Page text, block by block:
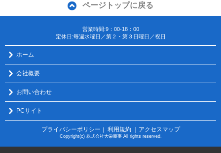
ページトップに戻る
営業時間:9：00-18：00
定休日:毎週水曜日／第２・第３日曜日／祝日
ホーム
会社概要
お問い合わせ
PCサイト
プライバシーポリシー ｜ 利用規約 ｜アクセスマップ
Copyright(c) 株式会社大栄商事 All rights reserved.